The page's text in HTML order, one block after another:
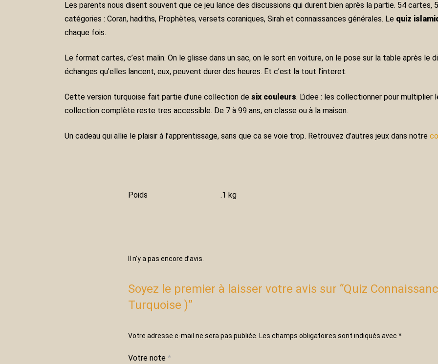
Les parents nous disent souvent que ce jeu lance des discussions qui durent bien après la partie. 54
catégories : Coran, hadiths, Prophètes, versets coraniques, Sirah et connaissances générales. Le quiz
chaque fois.
Le format cartes, c’est malin. On le glisse dans un sac, on le sort en voiture, on le pose sur la table après le
échanges qu’elles lancent, eux, peuvent durer des heures. Et c’est la tout l’interet.
Cette version turquoise fait partie d’une collection de six couleurs. L’idee : les collectionner pour
collection complète reste tres accessible. De 7 à 99 ans, en classe ou à la maison.
Un cadeau qui allie le plaisir à l’apprentissage, sans que ca se voie trop. Retrouvez d’autres jeux dans notre
Poids .1 kg
Il n’y a pas encore d’avis.
Soyez le premier à laisser votre avis sur “Quiz
Turquoise )”
Votre adresse e-mail ne sera pas publiée. Les champs obligatoires sont indiqués avec *
Votre note *